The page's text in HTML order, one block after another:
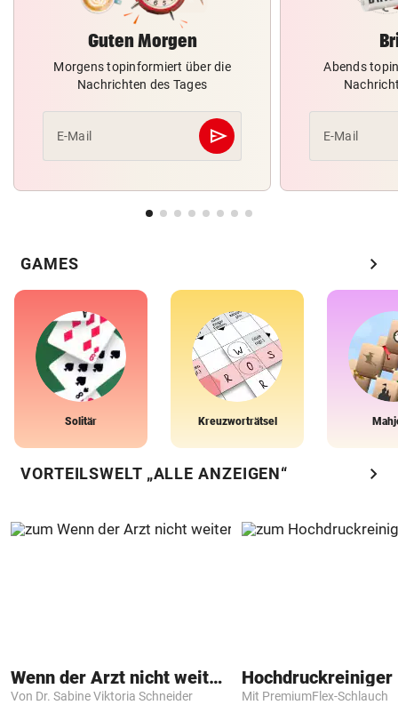
Guten Morgen
Morgens topinformiert über die
Nachrichten des Tages
E-Mail send
Abschicken
Abends
E-Mail
GAMES chevron_right
Solitär Kreuzworträtsel
VORTEILSWELT „ALLE ANZEIGEN“ chevron_right
Wenn der Arzt nicht weiter weiß
Von Dr. Sabine Viktoria Schneider
Hochdruckreiniger
Mit PremiumFlex-Schlauch